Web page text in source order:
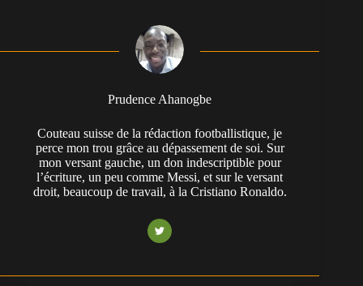
Prudence Ahanogbe
Couteau suisse de la rédaction footballistique, je
perce mon trou grâce au dépassement de soi. Sur
mon versant gauche, un don indescriptible pour
l’écriture, un peu comme Messi, et sur le versant
droit, beaucoup de travail, à la Cristiano Ronaldo.